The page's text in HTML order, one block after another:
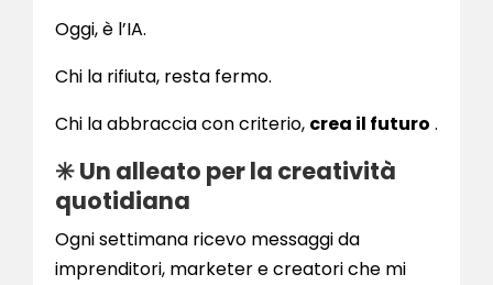
Oggi, è l’IA.
Chi la rifiuta, resta fermo.
Chi la abbraccia con criterio, crea il futuro .
✳️ Un alleato per la creatività
quotidiana
Ogni settimana ricevo messaggi da
imprenditori, marketer e creatori che mi